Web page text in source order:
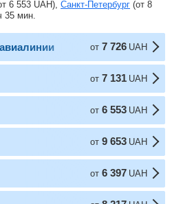
6 553 UAH), Санкт-Петербург (от 8
35 мин.
от 7 726 UAH
от 7 131 UAH
от 6 553 UAH
от 9 653 UAH
от 6 397 UAH